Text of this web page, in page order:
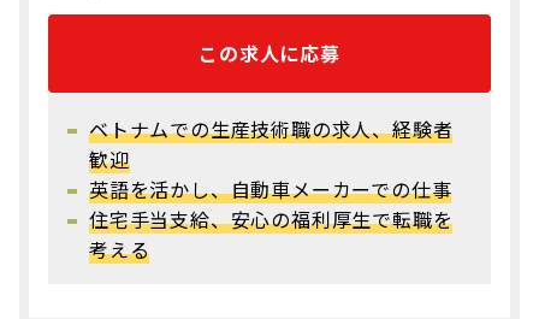
この求人に応募
ベトナムでの生産技術職の求人、経験者
歓迎
英語を活かし、自動車メーカーでの仕事
住宅手当支給、安心の福利厚生で転職を
考える